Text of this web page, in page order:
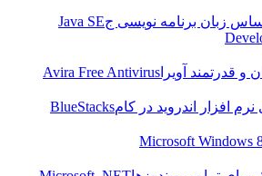
زبان برنامه نویسی جJava SE
و قدرتمند آویرا Avira Free Antivirus
افزار اندروید در کامBlueStacks